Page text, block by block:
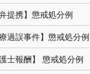
弁提携】懲戒処分例
療過誤事件】懲戒処分例
護士報酬】 懲戒処分例